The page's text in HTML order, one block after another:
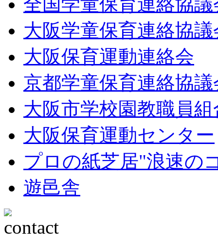
全国学童保育連絡協議
大阪学童保育連絡協議
大阪保育運動連絡会
京都学童保育連絡協議
大阪市学校園教職員組
大阪保育運動センター
プロの紙芝居"浪速の
遊邑舎